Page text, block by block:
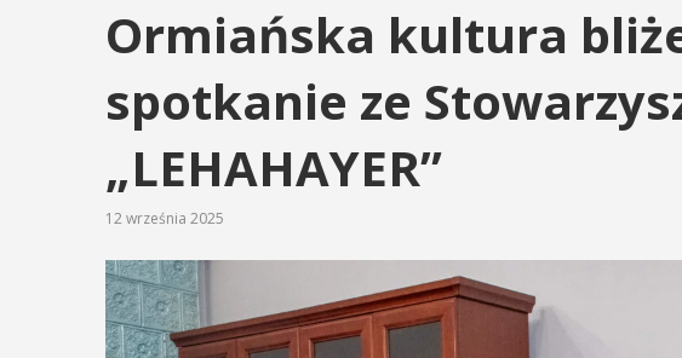
Ormiańska kultura
spotkanie ze
„LEHAHAYER”
12 września 2025